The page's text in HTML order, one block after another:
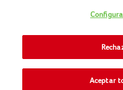
POLÍTICA
TÉRMINOS
FINDUS
Aceptar